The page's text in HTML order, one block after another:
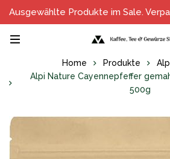
Ausgewählte Produkte im Sale.
Home Produkte
Alpi Nature Cayennepfeffer
500g